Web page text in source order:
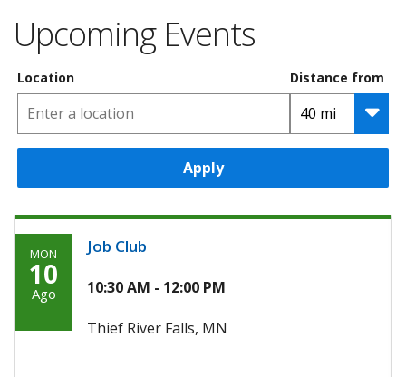
Upcoming Events
Location Distance from
Apply
Monday,
Agosto
2026
MON
10
Ago
Job Club
10:30 AM - 12:00 PM
Thief River Falls, MN